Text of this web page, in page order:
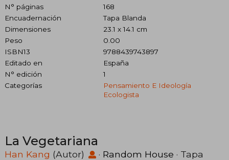
N° páginas
168
Encuadernación
Tapa Blanda
Dimensiones
23.1 x 14.1 cm
Peso
0.00
ISBN13
9788439743897
Editado en
España
N° edición
1
Categorías
Pensamiento E Ideología
Ecologista
La Vegetariana
Han Kang (Autor) · Random House · Tapa